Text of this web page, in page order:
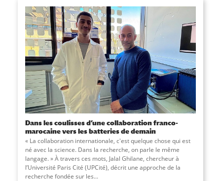
Dans les coulisses d’une collaboration franco-
marocaine vers les batteries de demain
« La collaboration internationale, c'est quelque chose qui est
né avec la science. Dans la recherche, on parle le même
langage. » À travers ces mots, Jalal Ghilane, chercheur à
l’Université Paris Cité (UPCité), décrit une approche de la
recherche fondée sur les...